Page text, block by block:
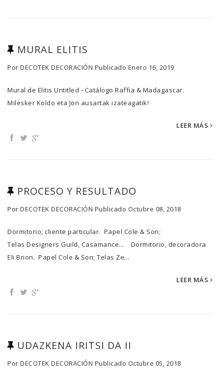
MURAL ELITIS
Por DECOTEK DECORACIÓN Publicado Enero 16, 2019
Mural de Elitis Untitled - Catálogo Raffia & Madagascar.
Milesker Koldo eta Jon ausartak izateagatik!
LEER MÁS
PROCESO Y RESULTADO
Por DECOTEK DECORACIÓN Publicado Octubre 08, 2018
Dormitorio, cliente particular. Papel Cole & Son;
Telas Designers Guild, Casamance... Dormitorio, decoradora
Eli Brion. Papel Cole & Son; Telas Ze...
LEER MÁS
UDAZKENA IRITSI DA II
Por DECOTEK DECORACIÓN Publicado Octubre 05, 2018